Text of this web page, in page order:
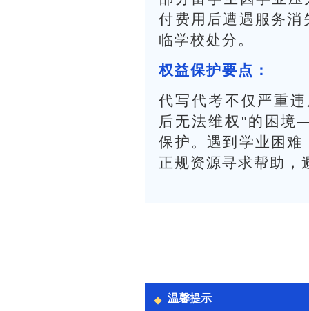
付费用后遭遇服务
临学校处分。
权益保护要点：
代写代考不仅严重
后无法维权"的困境
保护。遇到学业困
正规资源寻求帮助，
温馨提示